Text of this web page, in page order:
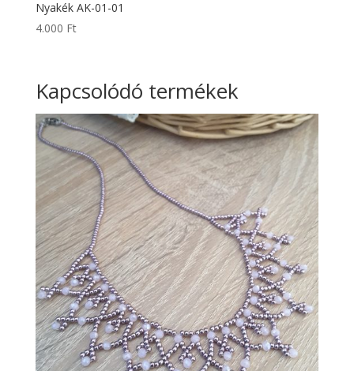
Nyakék AK-01-01
4.000 Ft
Kapcsolódó termékek